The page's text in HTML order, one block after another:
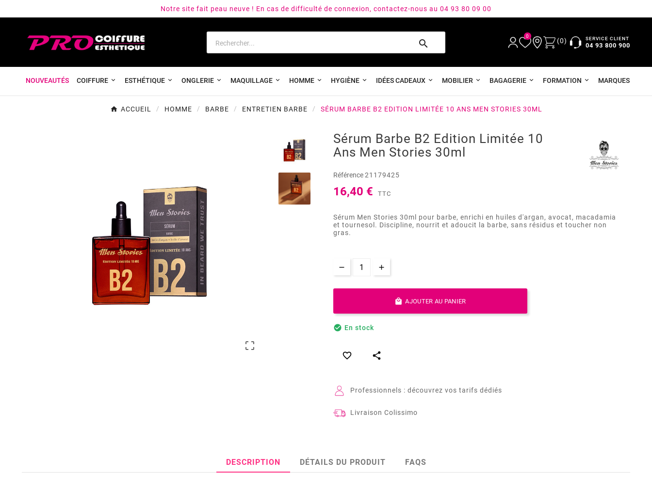
Notre site fait peau neuve ! En cas de difficulté de connexion, contactez-nous au 04 93 80 09 00

0
(0) SERVICE CLIENT
04 93 800 900
NOUVEAUTÉS COIFFURE ESTHÉTIQUE ONGLERIE MAQUILLAGE HOMME HYGIÈNE IDÉES CADEAUX MOBILIER BAGAGERIE FORMATION MARQUES
ACCUEIL HOMME BARBE ENTRETIEN BARBE SÉRUM BARBE B2 EDITION LIMITÉE 10 ANS MEN STORIES 30ML

Sérum Barbe B2 Edition Limitée 10
Ans Men Stories 30ml
Référence21179425
16,40 € TTC
Sérum Men Stories 30ml pour barbe, enrichi en huiles d'argan, avocat, macadamia
et tournesol. Discipline, nourrit et adoucit la barbe, sans résidus et toucher non
gras.
 AJOUTER AU PANIER
 En stock
 
Professionnels : découvrez vos tarifs dédiés
Livraison Colissimo
DESCRIPTION DÉTAILS DU PRODUIT FAQS